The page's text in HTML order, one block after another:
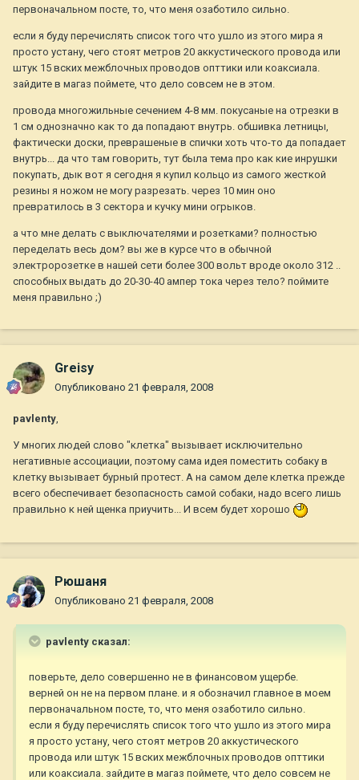
первоначальном посте, то, что меня озаботило сильно.
если я буду перечислять список того что ушло из этого мира я
просто устану, чего стоят метров 20 аккустического провода или
штук 15 вских межблочных проводов опттики или коаксиала.
зайдите в магаз поймете, что дело совсем не в этом.
провода многожильные сечением 4-8 мм. покусаные на отрезки в
1 см однозначно как то да попадают внутрь. обшивка летницы,
фактически доски, преврашеные в спички хоть что-то да попадает
внутрь... да что там говорить, тут была тема про как кие инрушки
покупать, дык вот я сегодня я купил кольцо из самого жесткой
резины я ножом не могу разрезать. через 10 мин оно
превратилось в 3 сектора и кучку мини огрыков.
а что мне делать с выключателями и розетками? полностью
переделать весь дом? вы же в курсе что в обычной
электророзетке в нашей сети более 300 вольт вроде около 312 ..
способных выдать до 20-30-40 ампер тока через тело? поймите
меня правильно ;)
Greisy
Опубликовано 21 февраля, 2008
pavlenty,
У многих людей слово "клетка" вызывает исключительно
негативные ассоциации, поэтому сама идея поместить собаку в
клетку вызывает бурный протест. А на самом деле клетка прежде
всего обеспечивает безопасность самой собаки, надо всего лишь
правильно к ней щенка приучить... И всем будет хорошо
Рюшаня
Опубликовано 21 февраля, 2008
pavlenty сказал:
поверьте, дело совершенно не в финансовом ущербе.
верней он не на первом плане. и я обозначил главное в моем
первоначальном посте, то, что меня озаботило сильно.
если я буду перечислять список того что ушло из этого мира
я просто устану, чего стоят метров 20 аккустического
провода или штук 15 вских межблочных проводов опттики
или коаксиала. зайдите в магаз поймете, что дело совсем не